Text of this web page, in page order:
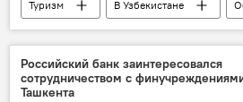
Туризм В Узбекистане
UzAirways
Нур-Султан
Авиасообщение
восстановление
рейсы
Российский банк заинтересовался
сотрудничеством с
Ташкента